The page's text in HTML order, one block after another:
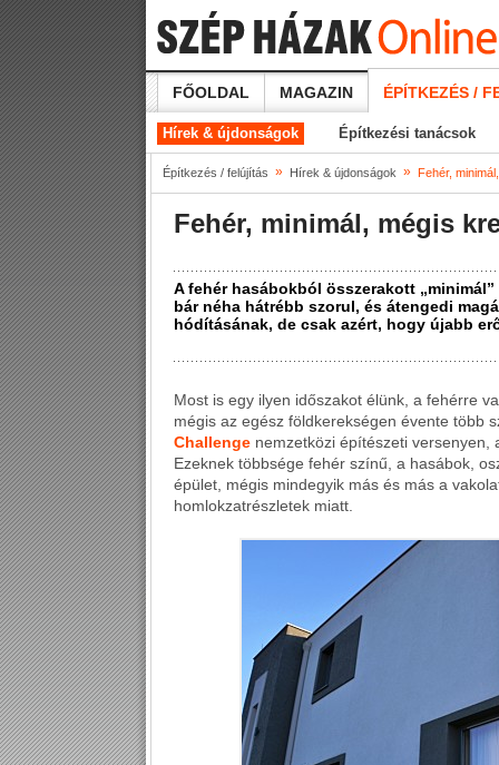
FŐOLDAL MAGAZIN ÉPÍTKEZÉS /
Hírek & újdonságok Építkezési tanácsok
Építkezés / felújítás » Hírek & újdonságok » Fehér,
Fehér, minimál, mégis
A fehér hasábokból összerakott
bár néha hátrébb szorul, és átengedi
hódításának, de csak azért, hogy újabb
Most is egy ilyen időszakot élünk, a fehérre
mégis az egész földkerekségen évente több
Challenge nemzetközi építészeti versenyen,
Ezeknek többsége fehér színű, a hasábok,
épület, mégis mindegyik más és más a
homlokzatrészletek miatt.